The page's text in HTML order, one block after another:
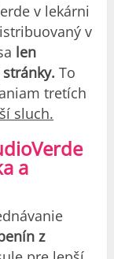
v lekárni
v
len
To
tretích
sluch.
a
z